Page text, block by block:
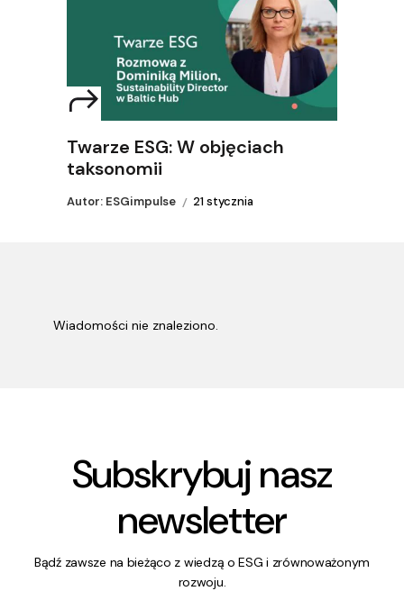
Twarze ESG: W objęciach
taksonomii
Autor: ESGimpulse 21 stycznia
Wiadomości nie znaleziono.
Subskrybuj nasz
newsletter
Bądź zawsze na bieżąco z wiedzą o ESG i zrównoważonym
rozwoju.